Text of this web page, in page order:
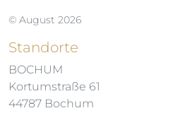
© August 2026
Standorte
BOCHUM
Kortumstraße 61
44787 Bochum